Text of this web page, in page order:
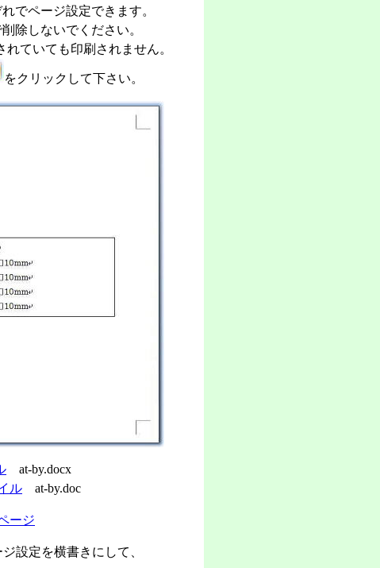
でページ設定できます。
除しないでください。
ていても印刷されません。
をクリックして下さい。
at-by.docx
ル at-by.doc
ージ
設定を横書きにして、